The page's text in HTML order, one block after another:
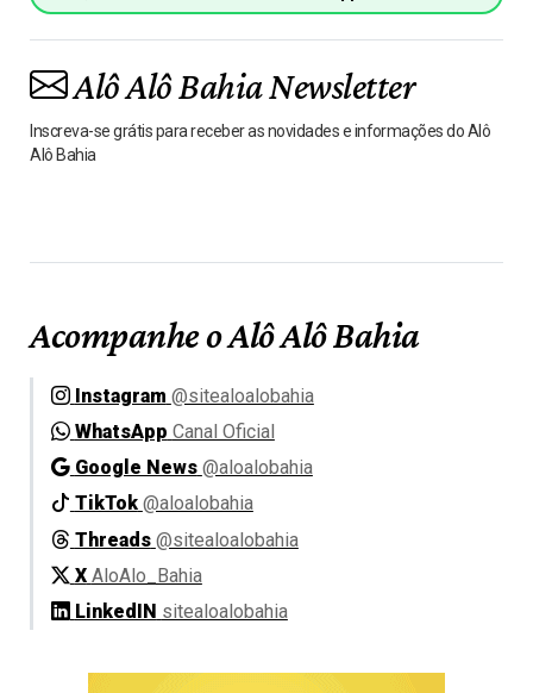
Alô Alô Bahia Newsletter
Inscreva-se grátis para receber as novidades e informações do Alô
Alô Bahia
Acompanhe o Alô Alô Bahia
Instagram @sitealoalobahia
WhatsApp Canal Oficial
Google News @aloalobahia
TikTok @aloalobahia
Threads @sitealoalobahia
X AloAlo_Bahia
LinkedIN sitealoalobahia